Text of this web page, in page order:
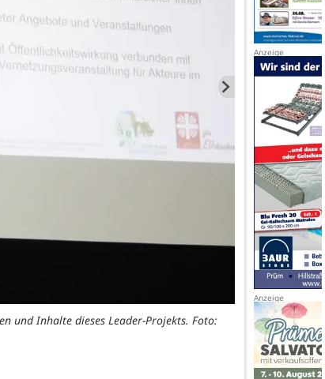
und Inhalte dieses Leader-Projekts. Foto:
In